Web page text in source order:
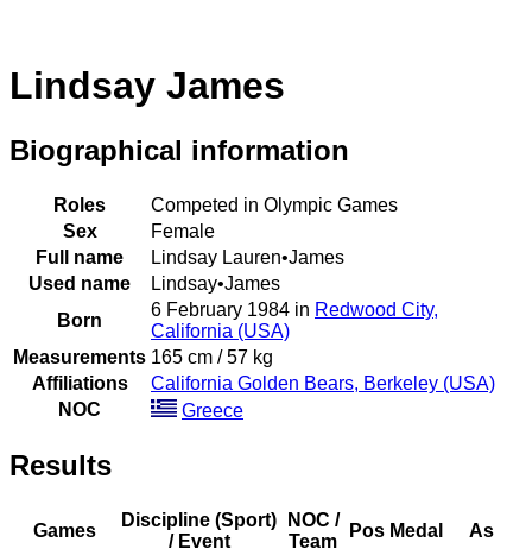
Lindsay James
Biographical information
Roles
Competed in Olympic Games
Sex
Female
Full name
Lindsay Lauren•James
Used name
Lindsay•James
Born
6 February 1984 in Redwood City,
California (USA)
Measurements 165 cm / 57 kg
Affiliations
California Golden Bears, Berkeley (USA)
NOC
Greece
Results
Games
Discipline (Sport)
/ Event
NOC /
Team
Pos Medal
As